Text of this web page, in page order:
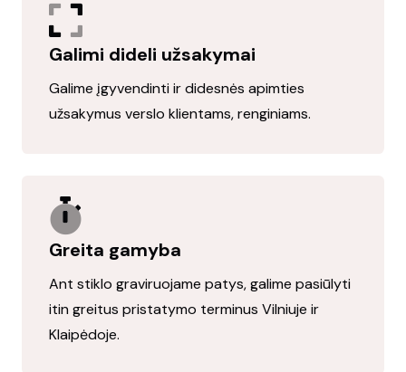
Galimi dideli užsakymai
Galime įgyvendinti ir didesnės apimties
užsakymus verslo klientams, renginiams.
Greita gamyba
Ant stiklo graviruojame patys, galime pasiūlyti
itin greitus pristatymo terminus Vilniuje ir
Klaipėdoje.